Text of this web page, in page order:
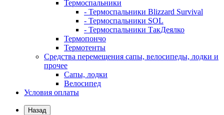
Термоспальники
- Термоспальники Blizzard Survival
- Термоспальники SOL
- Термоспальники ТакДеялко
Термопончо
Термотенты
Средства перемещения сапы, велосипеды, лодки и
прочее
Сапы, лодки
Велосипед
Условия оплаты
Назад